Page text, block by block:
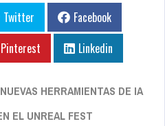
Twitter
Facebook
Pinterest Linkedin
HERRAMIENTAS DE IA
EL UNREAL FEST